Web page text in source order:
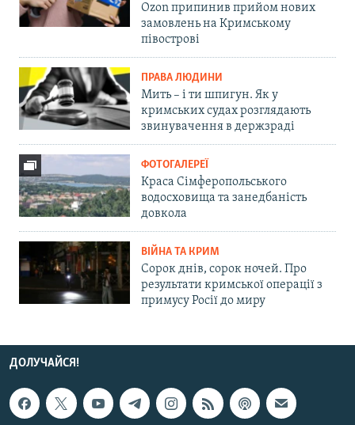
Ozon припинив прийом нових
замовлень на Кримському
півострові
ПРАВА ЛЮДИНИ
Мить – і ти шпигун. Як у
кримських судах розглядають
звинувачення в держзраді
ФОТОГАЛЕРЕЇ
Краса Сімферопольського
водосховища та занедбаність
довкола
ВІЙНА ТА КРИМ
Сорок днів, сорок ночей. Про
результати кримської операції з
примусу Росії до миру
ДОЛУЧАЙСЯ!